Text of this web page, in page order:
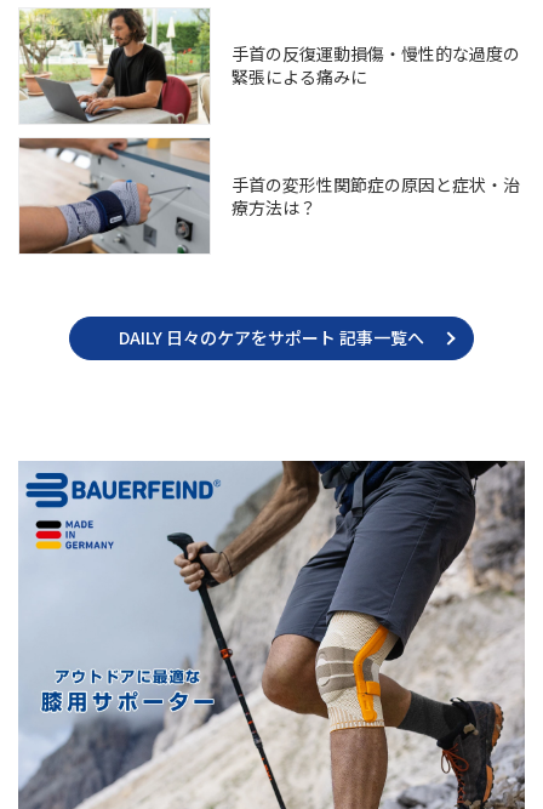
手首の反復運動損傷・慢性的な過度の
緊張による痛みに
手首の変形性関節症の原因と症状・治
療方法は？
DAILY 日々のケアをサポート 記事一覧へ